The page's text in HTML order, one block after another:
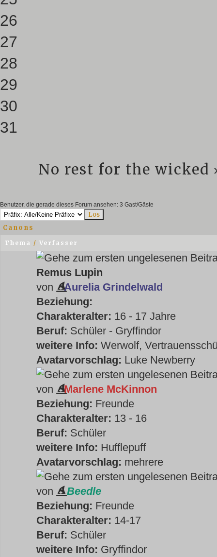
26
27
28
29
30
31
No rest for the wicked
Benutzer, die gerade dieses Forum ansehen: 3 Gast/Gäste
Canons
Thema / Verfasser
Remus Lupin
von
Aurelia Grindelwald
Beziehung:
Charakteralter: 16 - 17 Jahre
Beruf: Schüler - Gryffindor
weitere Info: Werwolf,
Avatarvorschlag: Luke Newberry
von
Marlene McKinnon
Beziehung: Freunde
Charakteralter: 13 - 16
Beruf: Schüler
weitere Info: Hufflepuff
Avatarvorschlag: mehrere
von
Beedle
Beziehung: Freunde
Charakteralter: 14-17
Beruf: Schüler
weitere Info: Gryffindor